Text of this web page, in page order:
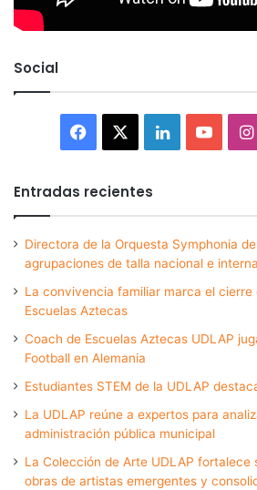
Social
Facebook LinkedIn
Entradas recientes
Directora de la Orquesta Symphonia
agrupaciones de talla nacional e
La convivencia familiar marca el cierre
Escuelas Aztecas
Coach de Escuelas Aztecas UDLAP
Football en Alemania
Estudiantes STEM de la UDLAP
La UDLAP reúne a expertos para
administración pública municipal
La Colección de Arte UDLAP fortalece
obras de artistas emergentes y